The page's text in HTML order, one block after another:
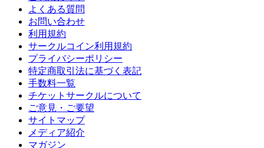
よくある質問
お問い合わせ
利用規約
サークルコイン利用規約
プライバシーポリシー
特定商取引法に基づく表記
手数料一覧
チケットサークルについて
ご意見・ご要望
サイトマップ
メディア紹介
マガジン